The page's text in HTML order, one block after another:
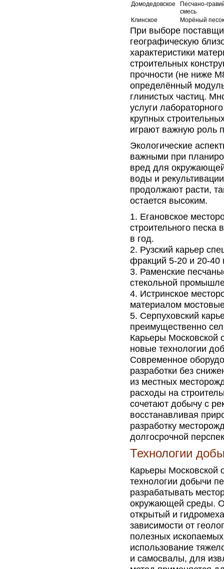
Домодедовское
Песчано-
смесь
Клинское
Морёный песок
При выборе
географическую
характеристики
строительных
прочности (не ниже
определённый
глинистых частиц.
услуги
крупных
играют важную роль
Экологические
важными при
вред для
воды и
продолжают расти,
остается высоким.
Егановское
строительного
в год.
Рузский карьер
фракций 5-20 и 20-40
Раменские
стекольной
Истринское
материалом
Серпуховский
преимущественно
Карьеры Московской
новые технологии
Современное
разработки без
из местных
расходы на
сочетают добычу с
восстанавливая
разработку
долгосрочной
Технологии
Карьеры Московской
технологии добычи
разрабатывать
окружающей среды.
открытый и
зависимости от
полезных
использование
и самосвалы, для